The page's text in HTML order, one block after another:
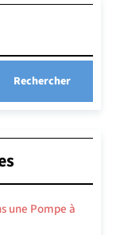
Rechercher
une Pompe à